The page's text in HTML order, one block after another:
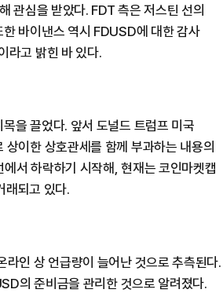
관심을 받았다. FDT 측은 저스틴 선의
바이낸스 역시 FDUSD에 대한 감사
라고 밝힌 바 있다.
을 끌었다. 앞서 도널드 트럼프 미국
이한 상호관세를 함께 부과하는 내용의
서 하락하기 시작해, 현재는 코인마켓캡
되고 있다.
인 상 언급량이 늘어난 것으로 추측된다.
의 준비금을 관리한 것으로 알려졌다.